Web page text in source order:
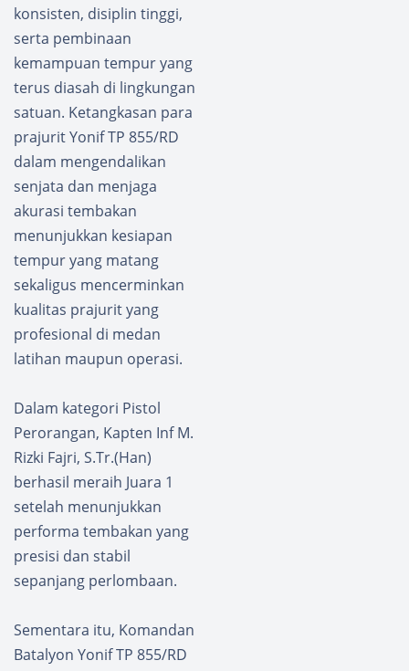
konsisten, disiplin tinggi,
serta pembinaan
kemampuan tempur yang
terus diasah di lingkungan
satuan. Ketangkasan para
prajurit Yonif TP 855/RD
dalam mengendalikan
senjata dan menjaga
akurasi tembakan
menunjukkan kesiapan
tempur yang matang
sekaligus mencerminkan
kualitas prajurit yang
profesional di medan
latihan maupun operasi.
Dalam kategori Pistol
Perorangan, Kapten Inf M.
Rizki Fajri, S.Tr.(Han)
berhasil meraih Juara 1
setelah menunjukkan
performa tembakan yang
presisi dan stabil
sepanjang perlombaan.
Sementara itu, Komandan
Batalyon Yonif TP 855/RD